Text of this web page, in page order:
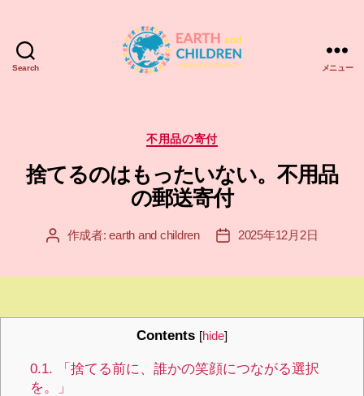
Search
＆
ル
ド
レ
EARTH
CHILDREN
メニュー
カ
ゴ
リ
ー
不用品の寄付
捨てるのはもったいない。不用品
の郵送寄付
投 作成者:earth and children
投
2025年12月2日
Contents [hide]
0.1. 「捨てる前に、誰かの笑顔につながる選択
を。」